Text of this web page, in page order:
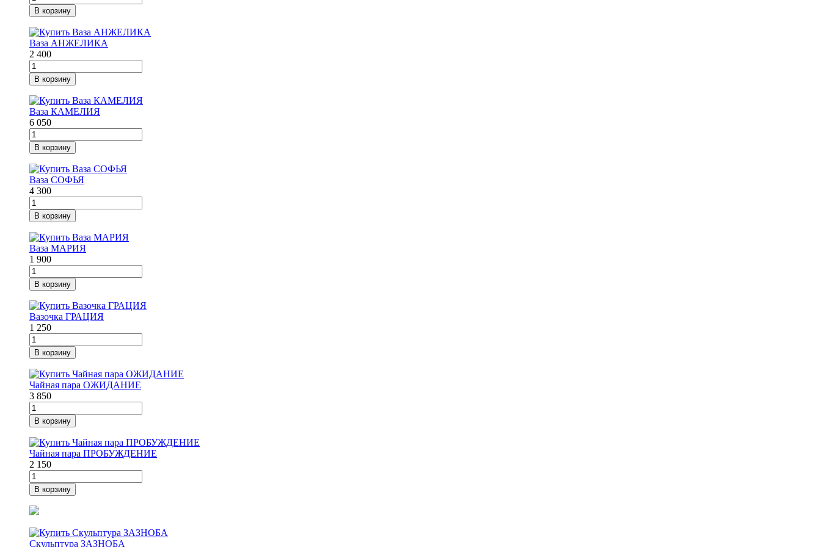
В корзину
Ваза АНЖЕЛИКА
2 400
В корзину
Ваза КАМЕЛИЯ
6 050
В корзину
Ваза СОФЬЯ
4 300
В корзину
Ваза МАРИЯ
1 900
В корзину
Вазочка ГРАЦИЯ
1 250
В корзину
Чайная пара ОЖИДАНИЕ
3 850
В корзину
Чайная пара ПРОБУЖДЕНИЕ
2 150
В корзину
Скульптура ЗАЗНОБА